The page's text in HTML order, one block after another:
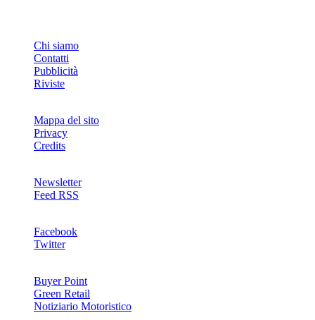
Chi siamo
Contatti
Pubblicità
Riviste
Mappa del sito
Privacy
Credits
Newsletter
Feed RSS
Facebook
Twitter
Buyer Point
Green Retail
Notiziario Motoristico